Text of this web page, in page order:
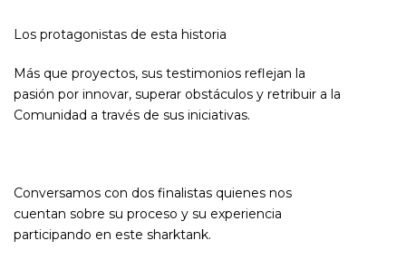
Los protagonistas de esta historia
Más que proyectos, sus testimonios reflejan la
pasión por innovar, superar obstáculos y retribuir a la
Comunidad a través de sus iniciativas.
Conversamos con dos finalistas quienes nos
cuentan sobre su proceso y su experiencia
participando en este sharktank.